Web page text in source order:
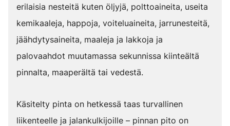
erilaisia nesteitä kuten öljyjä, polttoaineita, useita
kemikaaleja, happoja, voiteluaineita, jarrunesteitä,
jäähdytysaineita, maaleja ja lakkoja ja
palovaahdot muutamassa sekunnissa kiinteältä
pinnalta, maaperältä tai vedestä.
Käsitelty pinta on hetkessä taas turvallinen
liikenteelle ja jalankulkijoille – pinnan pito on